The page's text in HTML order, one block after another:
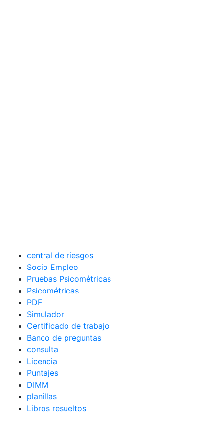
central de riesgos
Socio Empleo
Pruebas Psicométricas
Psicométricas
PDF
Simulador
Certificado de trabajo
Banco de preguntas
consulta
Licencia
Puntajes
DIMM
planillas
Libros resueltos